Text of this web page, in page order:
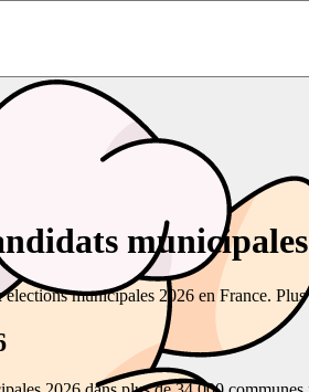
municipales 2026 en France.